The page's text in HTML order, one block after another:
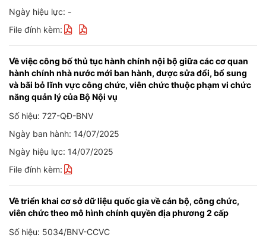
Ngày hiệu lực: -
File đính kèm:
Về việc công bố thủ tục hành chính nội bộ giữa các cơ quan
hành chính nhà nước mới ban hành, được sửa đổi, bổ sung
và bãi bỏ lĩnh vực công chức, viên chức thuộc phạm vi chức
năng quản lý của Bộ Nội vụ
Số hiệu: 727-QĐ-BNV
Ngày ban hành: 14/07/2025
Ngày hiệu lực: 14/07/2025
File đính kèm:
Về triển khai cơ sở dữ liệu quốc gia về cán bộ, công chức,
viên chức theo mô hình chính quyền địa phương 2 cấp
Số hiệu: 5034/BNV-CCVC